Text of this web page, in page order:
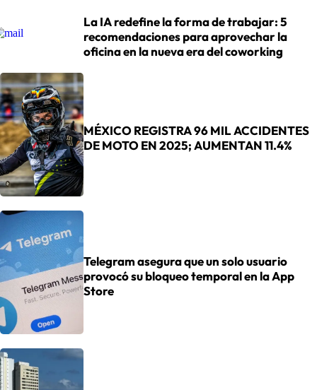
La IA redefine la forma de trabajar: 5
recomendaciones para aprovechar la
oficina en la nueva era del coworking
MÉXICO REGISTRA 96 MIL ACCIDENTES
DE MOTO EN 2025; AUMENTAN 11.4%
Telegram asegura que un solo usuario
provocó su bloqueo temporal en la App
Store